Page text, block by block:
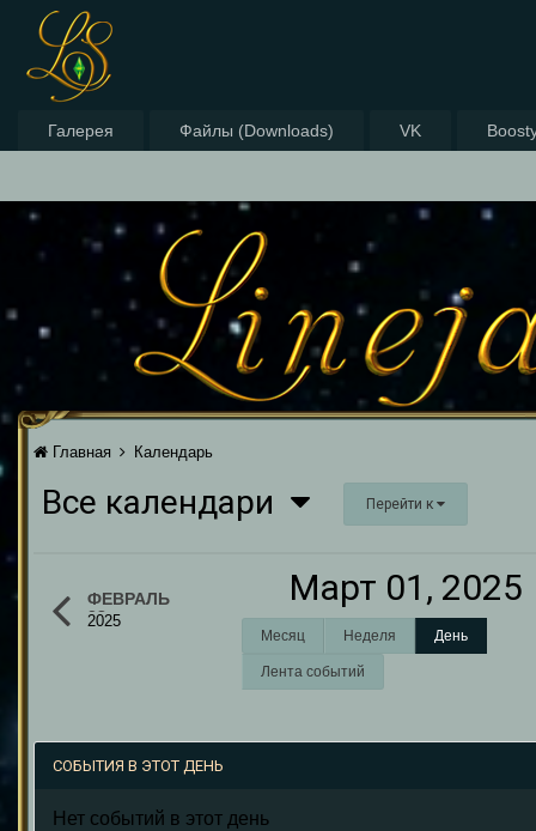
Галерея Файлы (Downloads) VK
Главная Календарь
Все календари Перейти к
ФЕВРАЛЬ
28
2025
Март 01, 2025
Месяц Неделя День
Лента событий
СОБЫТИЯ В ЭТОТ ДЕНЬ
Нет событий в этот день